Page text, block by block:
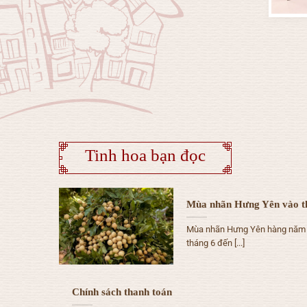
Tinh hoa bạn đọc
Mùa nhãn Hưng Yên vào
Mùa nhãn Hưng Yên hàng
tháng 6 đến [...]
Chính sách thanh toán